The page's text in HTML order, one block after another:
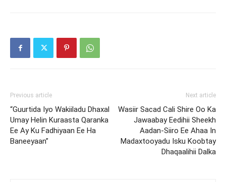
Previous article
“Guurtida Iyo Wakiiladu Dhaxal
Umay Helin Kuraasta Qaranka
Ee Ay Ku Fadhiyaan Ee Ha
Baneeyaan”
Next article
Wasiir Sacad Cali Shire Oo Ka
Jawaabay Eedihii Sheekh
Aadan-Siiro Ee Ahaa In
Madaxtooyadu Isku Koobtay
Dhaqaalihii Dalka